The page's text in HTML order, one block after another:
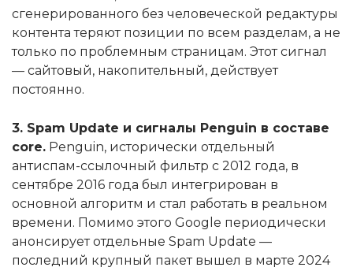
сгенерированного без человеческой редактуры
контента теряют позиции по всем разделам, а не
только по проблемным страницам. Этот сигнал
— сайтовый, накопительный, действует
постоянно.
3. Spam Update и сигналы Penguin в составе
core. Penguin, исторически отдельный
антиспам-ссылочный фильтр с 2012 года, в
сентябре 2016 года был интегрирован в
основной алгоритм и стал работать в реальном
времени. Помимо этого Google периодически
анонсирует отдельные Spam Update —
последний крупный пакет вышел в марте 2024